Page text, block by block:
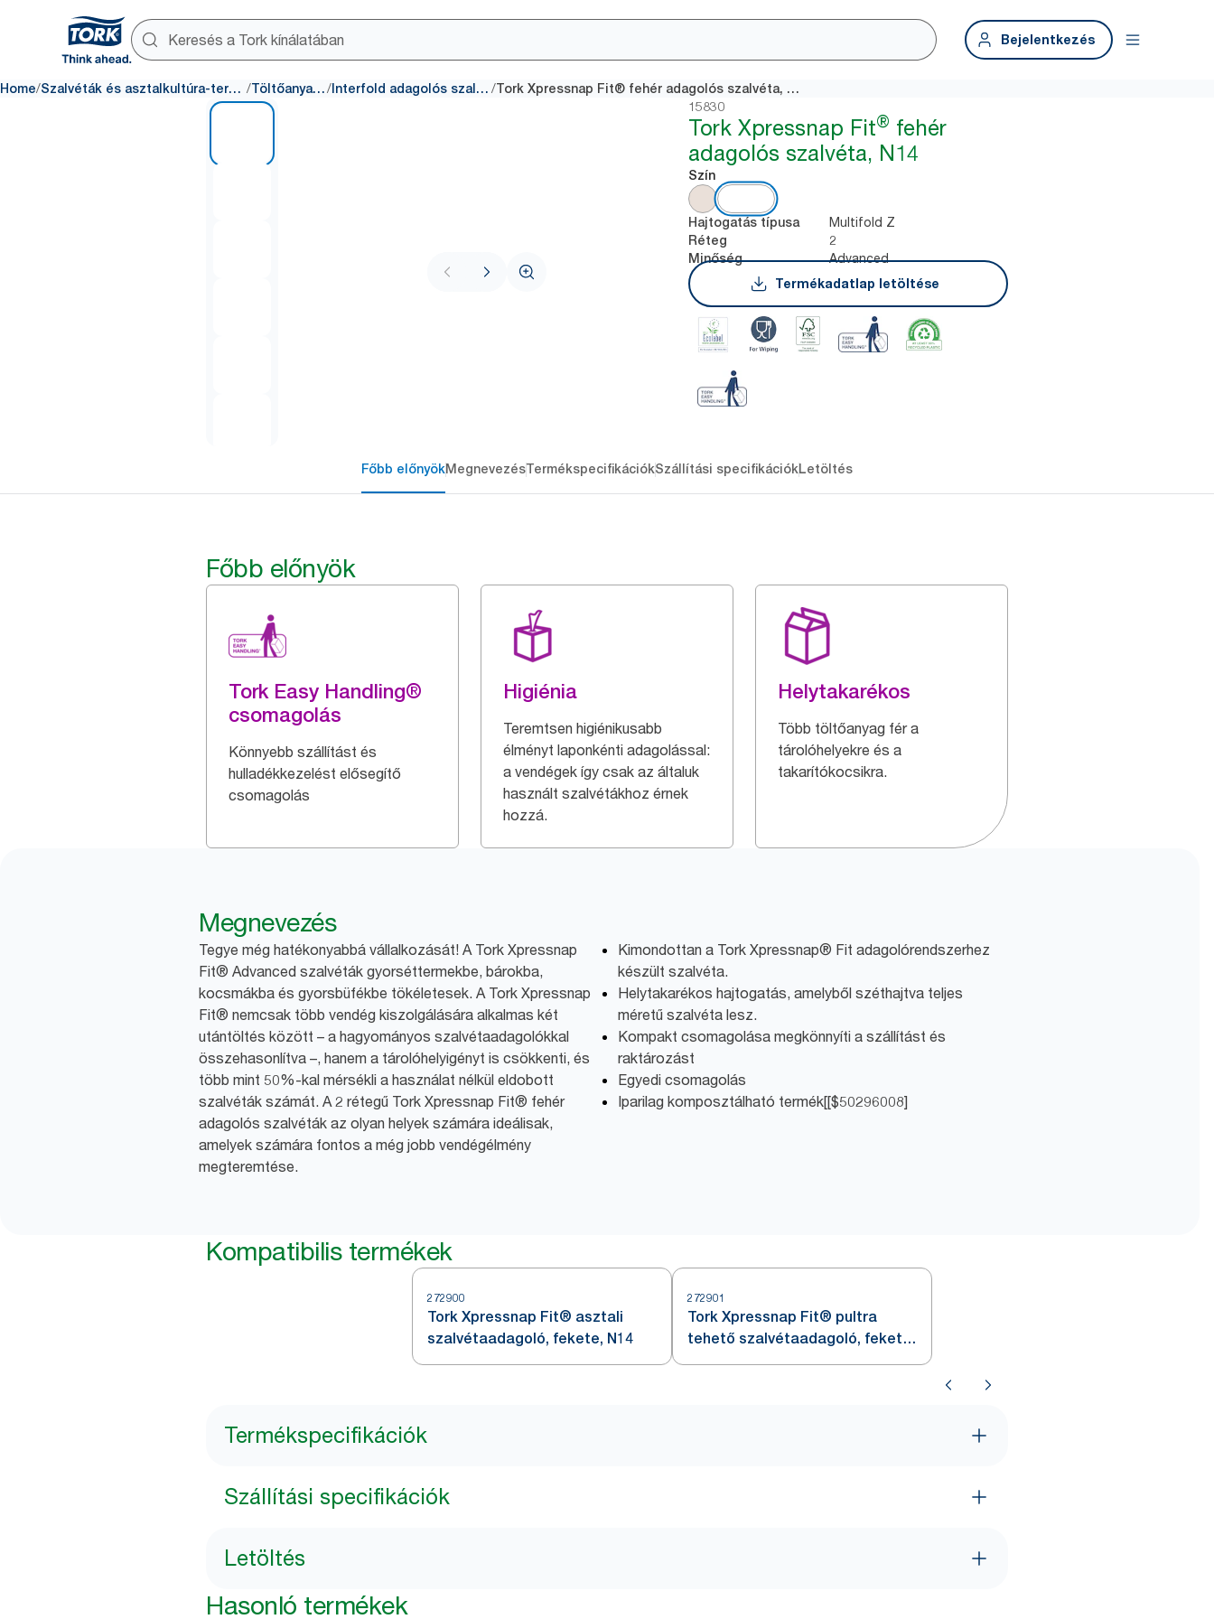
Bejelentkezés
Home/ Szalvéták és asztalkultúra-termékek / Töltőanyagok/ Interfold adagolós szalvéták / Tork Xpressnap Fit® fehér adagolós szalvéta, N14
15830
Tork Xpressnap Fit® fehér
adagolós szalvéta, N14
Szín
Hajtogatás típusa Multifold Z
Réteg 2
Minőség
Advanced
Termékadatlap letöltése
Főbb előnyökMegnevezésTermékspecifikációkSzállítási specifikációkLetöltés
Főbb előnyök
Tork Easy Handling®
csomagolás
Könnyebb szállítást és
hulladékkezelést elősegítő
csomagolás
Higiénia
Teremtsen higiénikusabb
élményt laponkénti adagolással:
a vendégek így csak az általuk
használt szalvétákhoz érnek
hozzá.
Helytakarékos
Több töltőanyag fér a
tárolóhelyekre és a
takarítókocsikra.
Megnevezés
Tegye még hatékonyabbá vállalkozását! A Tork Xpressnap
Fit® Advanced szalvéták gyorséttermekbe, bárokba,
kocsmákba és gyorsbüfékbe tökéletesek. A Tork Xpressnap
Fit® nemcsak több vendég kiszolgálására alkalmas két
utántöltés között – a hagyományos szalvétaadagolókkal
összehasonlítva –, hanem a tárolóhelyigényt is csökkenti, és
több mint 50%-kal mérsékli a használat nélkül eldobott
szalvéták számát. A 2 rétegű Tork Xpressnap Fit® fehér
adagolós szalvéták az olyan helyek számára ideálisak,
amelyek számára fontos a még jobb vendégélmény
megteremtése.
Kimondottan a Tork Xpressnap® Fit adagolórendszerhez
készült szalvéta.
Helytakarékos hajtogatás, amelyből széthajtva teljes
méretű szalvéta lesz.
Kompakt csomagolása megkönnyíti a szállítást és
raktározást
Egyedi csomagolás
Iparilag komposztálható termék[[$50296008]
Kompatibilis termékek
272900
Tork Xpressnap Fit® asztali
szalvétaadagoló, fekete, N14
272901
Tork Xpressnap Fit® pultra
tehető szalvétaadagoló, fekete,
N14
Termékspecifikációk
Szállítási specifikációk
Letöltés
Hasonló termékek